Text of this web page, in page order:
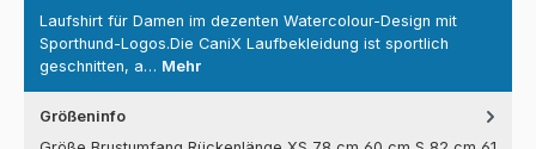
Laufshirt für Damen im dezenten Watercolour-Design mit
Sporthund-Logos.Die CaniX Laufbekleidung ist sportlich
geschnitten, a… Mehr
Größeninfo